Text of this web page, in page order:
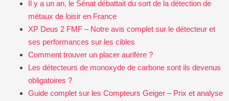
Il y a un an, le Sénat débattait du sort de la détection de
métaux de loisir en France
XP Deus 2 FMF – Notre avis complet sur le détecteur et
ses performances sur les cibles
Comment trouver un placer aurifère ?
Les détecteurs de monoxyde de carbone sont ils devenus
obligatoires ?
Guide complet sur les Compteurs Geiger – Prix et analyse